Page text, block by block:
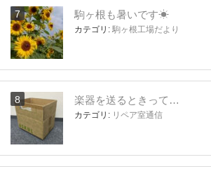
駒ヶ根も暑いです☀
カテゴリ: 駒ヶ根工場だより
楽器を送るときって…
カテゴリ: リペア室通信